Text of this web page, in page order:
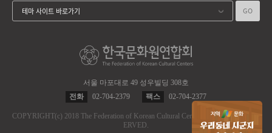
서울 마포대로 49 성우빌딩 308호
전화
02-704-2379 팩스 02-704-2377
COPYRIGHT(c) 2018 The Federation of Korean Cultural Centers.
ALL RIGHT RES
ERVED.
테마 사이트 바로가기 GO